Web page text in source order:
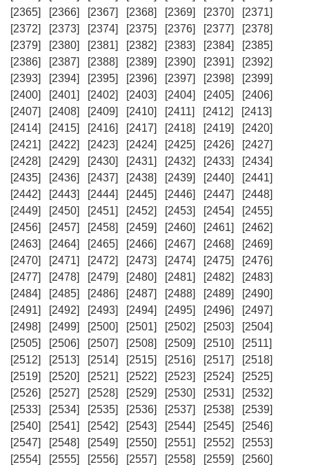
[2365]
[2366] [2367] [2368] [2369] [2370]
[2371]
[2372]
[2373] [2374] [2375] [2376] [2377]
[2378]
[2379]
[2380] [2381] [2382] [2383] [2384]
[2385]
[2386]
[2387] [2388] [2389] [2390] [2391]
[2392]
[2393]
[2394] [2395] [2396] [2397] [2398]
[2399]
[2400]
[2401] [2402] [2403] [2404] [2405]
[2406]
[2407]
[2408] [2409] [2410] [2411] [2412]
[2413]
[2414]
[2415] [2416] [2417] [2418] [2419]
[2420]
[2421]
[2422] [2423] [2424] [2425] [2426]
[2427]
[2428]
[2429] [2430] [2431] [2432] [2433]
[2434]
[2435]
[2436] [2437] [2438] [2439] [2440]
[2441]
[2442]
[2443] [2444] [2445] [2446] [2447]
[2448]
[2449]
[2450] [2451] [2452] [2453] [2454]
[2455]
[2456]
[2457] [2458] [2459] [2460] [2461]
[2462]
[2463]
[2464] [2465] [2466] [2467] [2468]
[2469]
[2470]
[2471] [2472] [2473] [2474] [2475]
[2476]
[2477]
[2478] [2479] [2480] [2481] [2482]
[2483]
[2484]
[2485] [2486] [2487] [2488] [2489]
[2490]
[2491]
[2492] [2493] [2494] [2495] [2496]
[2497]
[2498]
[2499] [2500] [2501] [2502] [2503]
[2504]
[2505]
[2506] [2507] [2508] [2509] [2510]
[2511]
[2512]
[2513] [2514] [2515] [2516] [2517]
[2518]
[2519]
[2520] [2521] [2522] [2523] [2524]
[2525]
[2526]
[2527] [2528] [2529] [2530] [2531]
[2532]
[2533]
[2534] [2535] [2536] [2537] [2538]
[2539]
[2540]
[2541] [2542] [2543] [2544] [2545]
[2546]
[2547]
[2548] [2549] [2550] [2551] [2552]
[2553]
[2554]
[2555] [2556] [2557] [2558] [2559]
[2560]